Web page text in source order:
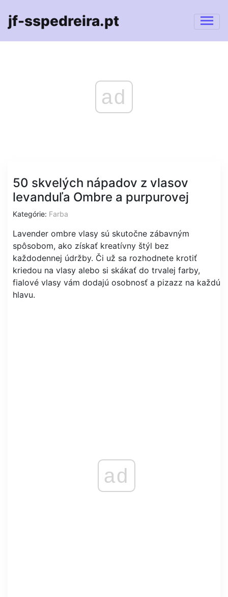
jf-sspedreira.pt
ad
50 skvelých nápadov z vlasov
levanduľa Ombre a purpurovej
Kategórie: Farba
Lavender ombre vlasy sú skutočne zábavným
spôsobom, ako získať kreatívny štýl bez
každodennej údržby. Či už sa rozhodnete krotiť
kriedou na vlasy alebo si skákať do trvalej farby,
fialové vlasy vám dodajú osobnosť a pizazz na každú
hlavu.
ad